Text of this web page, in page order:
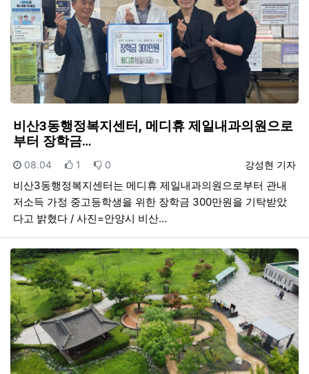
비산3동행정복지센터, 메디휴 제일내과의원으로
부터 장학금…
등록자
강성현 기자
등록일
08.04 추천
1 비추천
0
비산3동행정복지센터는 메디휴 제일내과의원으로부터 관내
저소득 가정 중고등학생을 위한 장학금 300만원을 기탁받았
다고 밝혔다 / 사진=안양시 비산…